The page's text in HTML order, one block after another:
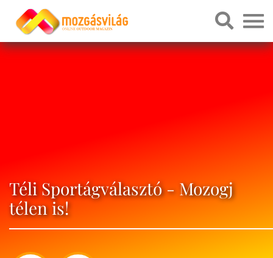
Téli Sportágválasztó - Mozogj
télen is!